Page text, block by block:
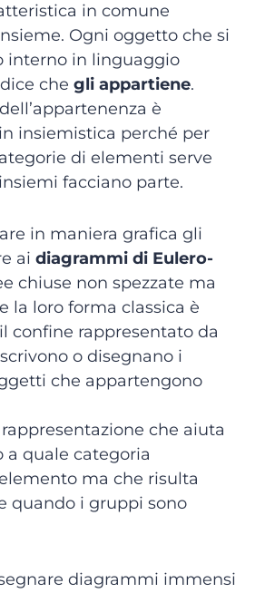
in comune
Ogni oggetto che si
interno in linguaggio
che gli appartiene.
è
insiemistica perché per
di elementi serve
facciano parte.
in maniera grafica gli
ai diagrammi di Eulero-
chiuse non spezzate ma
la loro forma classica è
confine rappresentato da
o disegnano i
che appartengono
che aiuta
a quale categoria
ma che risulta
quando i gruppi sono
diagrammi immensi